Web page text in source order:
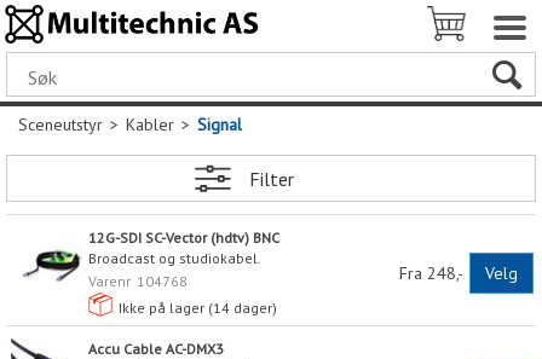
Sceneutstyr>Kabler>Signal
Filter
12G-SDI SC-Vector (hdtv) BNC
Broadcast og studiokabel.
Varenr 104768
Ikke på lager (14 dager)
Fra 248,- Velg
Accu Cable AC-DMX3